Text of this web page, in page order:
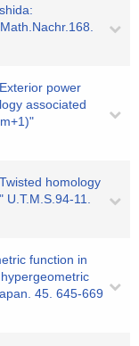
power
associated
homology
11.
function in
45. 645-669